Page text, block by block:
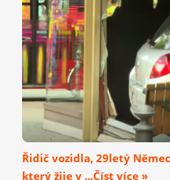
Řidič vozidla, 29letý
který žije v ...Číst více »